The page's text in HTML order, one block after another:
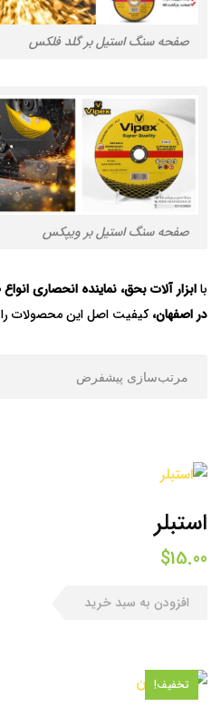
صفحه سنگ استیل بر گلد فلکس
صفحه سنگ استیل بر ویپکس
باابزار آلات بحق، نماینده انحصاری
در اصفهان،کیفیت اصل این محصولات
مرتب‌سازی پیشفرض
استبلر
$15.00
افزودن به سبد خرید
تخفیف!